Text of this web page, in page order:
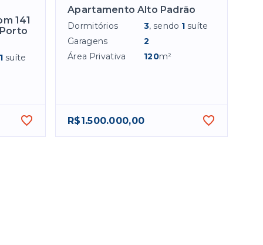
141
1 suíte
Apartamento Alto Padrão
Dormitórios 3, sendo 1 suíte
Garagens
2
Área Privativa
120m²
R$1.500.000,00